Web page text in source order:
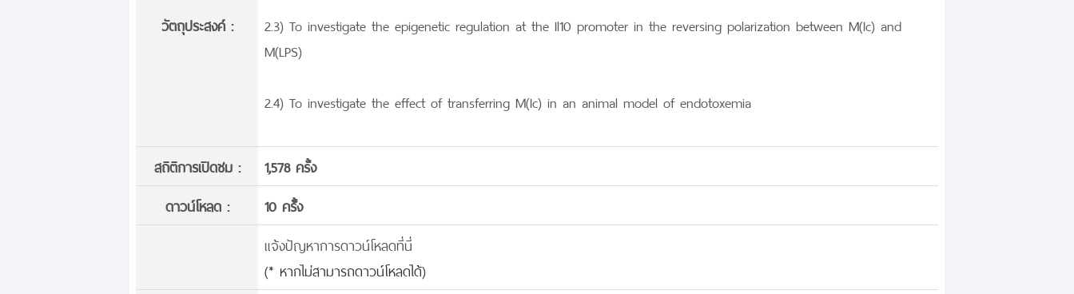
วัตถุประสงค์ :
2.3) To investigate the epigenetic regulation at the Il10 promoter in the reversing polarization between M(Ic) and
M(LPS)
2.4) To investigate the effect of transferring M(Ic) in an animal model of endotoxemia
สถิติการเปิดชม :
1,578 ครั้ง
ดาวน์โหลด :
10 ครั้้ง
แจ้งปัญหาการดาวน์โหลดที่นี่
(* หากไม่สามารถดาวน์โหลดได้)